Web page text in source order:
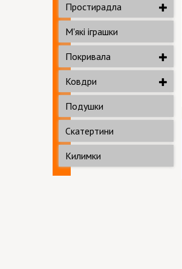
Простирадла
М'які іграшки
Покривала
Ковдри
Подушки
Скатертини
Килимки